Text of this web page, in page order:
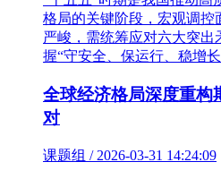
格局的关键阶段，宏观调
严峻，需统筹应对六大突
握“守安全、保运行、稳增长
全球经济格局深度重构
对
课题组 / 2026-03-31 14:24:09